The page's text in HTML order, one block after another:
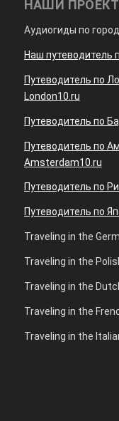
НАШИ
Аудиогиды по
Наш путеводитель
Путеводитель по
London10.ru
Путеводитель по
Путеводитель по
Amsterdam10.ru
Путеводитель по
Путеводитель по
Traveling in the
Traveling in the
Traveling in the
Traveling in the
Traveling in the